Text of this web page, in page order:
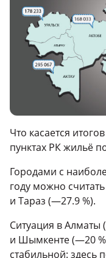
Что касается
пунктах РК жильё
Городами с
году можно
и Тараз (—27.9 %).
Ситуация в Алматы
и Шымкенте (—20
стабильной: здесь